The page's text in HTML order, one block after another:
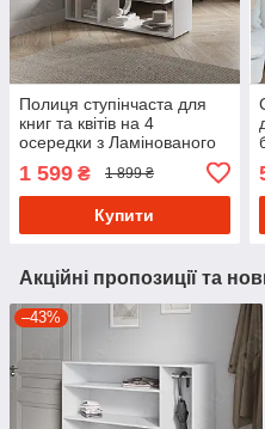
Полиця ступінчаста для
книг та квітів на 4
осередки з Ламінованого
інтер'єрі кімнати
1 599 ₴ 1 899 ₴
Купити
Акційні пропозиції та
–43%